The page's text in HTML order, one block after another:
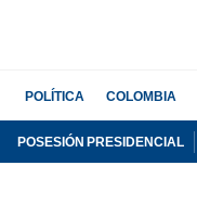
POLÍTICA COLOMBIA
POSESIÓN PRESIDENCIAL